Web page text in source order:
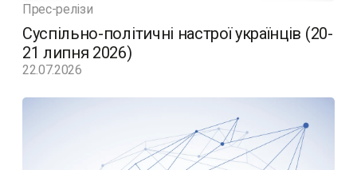
Прес-релізи
Суспільно-політичні настрої українців (20-
21 липня 2026)
22.07.2026